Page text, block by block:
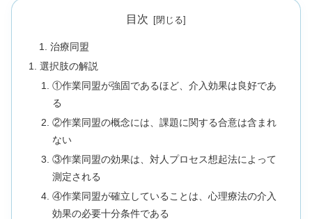
目次
治療同盟
選択肢の解説
①作業同盟が強固であるほど、介入効果は良好であ
る
②作業同盟の概念には、課題に関する合意は含まれ
ない
③作業同盟の効果は、対人プロセス想起法によって
測定される
④作業同盟が確立していることは、心理療法の介入
効果の必要十分条件である